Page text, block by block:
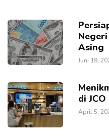
Asing
Juni 19,
di
April 5,